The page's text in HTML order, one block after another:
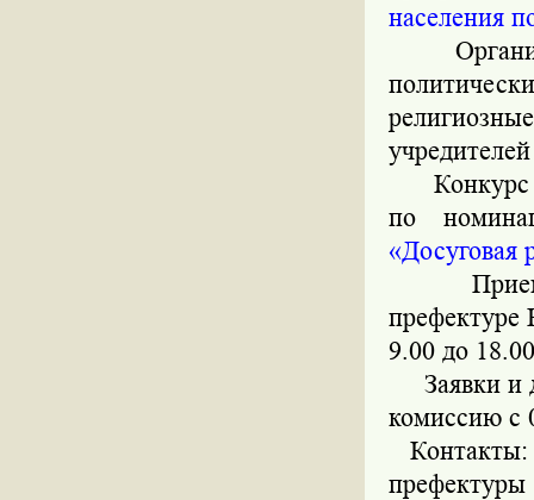
населения
Конкурс
по
«Досуговая
Прием
9.00 до
Заявки и
комиссию с
Контакты: